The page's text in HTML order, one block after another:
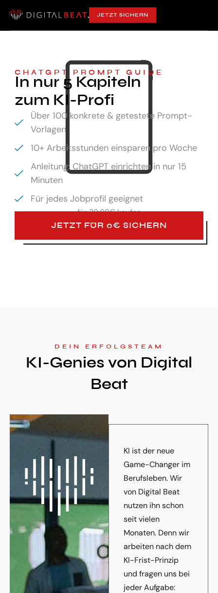
JETZT SICHERN
CHATGPT PROMPT GUIDE
In nur 5 Kapiteln
zum KI-Profi
Über 100 konkrete & getestete Prompt-
Vorlagen
10+ Arbeitsstunden einsparen pro Woche
Anleitung: ChatGPT einrichten in nur 15
Minuten
Für jedes Jobprofil geeignet
für29,99€ kaufen
JETZT FÜR 0€ SICHERN
DEIN ERFOLGSTEAM
KI-Genies von Digital
Beat
KI ist der neue
Game-Changer im
Berufsleben. Wir
von Digital Beat
nutzen ihn schon
seit vielen
Monaten. Denn wir
arbeiten nach dem
KI-Frist-Prinzip
und fragen uns bei
jeder Aufgabe: